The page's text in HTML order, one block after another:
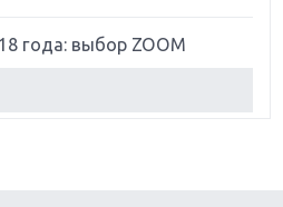
года: выбор ZOOM